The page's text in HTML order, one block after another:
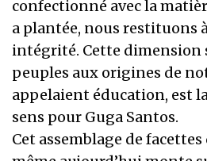
confectionné avec la
a plantée, nous restituons
intégrité. Cette dimension
peuples aux origines de
appelaient éducation, est
sens pour Guga Santos.
Cet assemblage de